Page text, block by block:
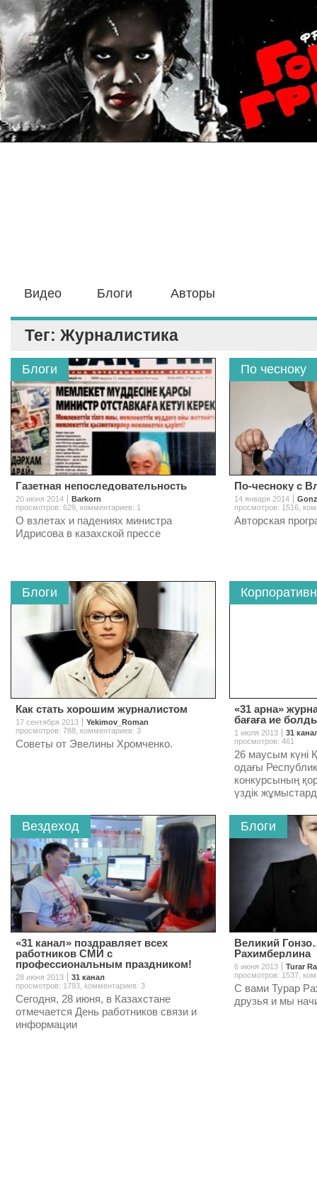
Видео Блоги Авторы
Тег: Журналистика
Блоги
Газетная непоследовательность
20 июня 2014
Barkorn
просмотров: 629 комментариев: 1
О взлетах и падениях министра
Идрисова в казахской прессе
По чесноку
По-чесноку с
14 января 2014
просмотров: 1516
Авторская
Блоги
Как стать хорошим журналистом
17 сентября 2013
Yekimov_Roman
просмотров: 788 комментариев: 3
Советы от Эвелины Хромченко.
«31 арна»
бағаға ие
1 июля 2013
31
просмотров: 461
26 маусым күні
одағы
конкурсының
үздік
Вездеход
«31 канал» поздравляет всех
работников СМИ с
профессиональным праздником!
28 июня 2013
31 канал
просмотров: 1793 комментариев: 3
Сегодня, 28 июня, в Казахстане
отмечается День работников связи и
информации
Блоги
Великий
Рахимберлина
6 июня 2013
Turar
просмотров: 1537
С вами Турар
друзья и мы